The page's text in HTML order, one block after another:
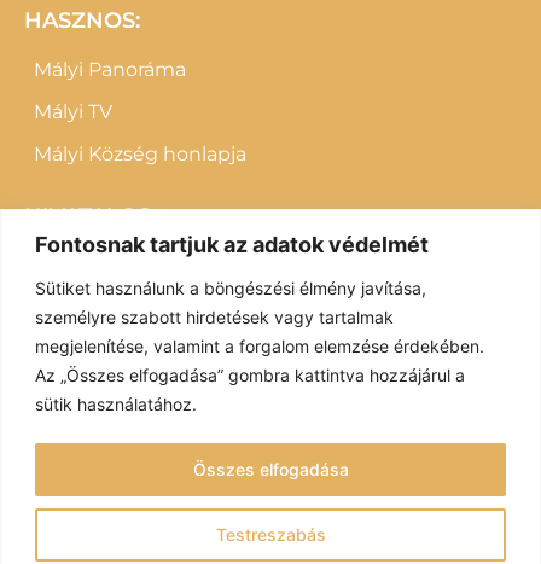
Fontosnak tartjuk az adatok védelmét
Sütiket használunk a böngészési élmény javítása,
személyre szabott hirdetések vagy tartalmak
megjelenítése, valamint a forgalom elemzése érdekében.
Az „Összes elfogadása” gombra kattintva hozzájárul a
sütik használatához.
Testreszabás
Összes elfogadása
HASZNOS:
Mályi Panoráma
Mályi TV
Mályi Község honlapja
HIVATALOS:
Letölthető dokumentumok
Impresszum
Adatvédelem
Fenntartó: Mályi Község Önkormányzata
© Mályi Móra Ferenc Közösségi Ház és Könyvtár 2022 – Minden
jog fenntartva